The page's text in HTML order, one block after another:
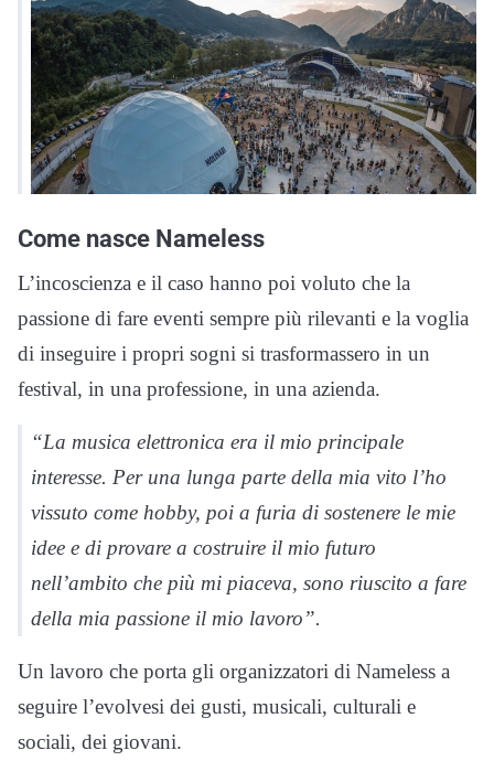
Come nasce Nameless
L’incoscienza e il caso hanno poi voluto che la
passione di fare eventi sempre più rilevanti e la voglia
di inseguire i propri sogni si trasformassero in un
festival, in una professione, in una azienda.
“La musica elettronica era il mio principale
interesse. Per una lunga parte della mia vito l’ho
vissuto come hobby, poi a furia di sostenere le mie
idee e di provare a costruire il mio futuro
nell’ambito che più mi piaceva, sono riuscito a fare
della mia passione il mio lavoro”.
Un lavoro che porta gli organizzatori di Nameless a
seguire l’evolvesi dei gusti, musicali, culturali e
sociali, dei giovani.